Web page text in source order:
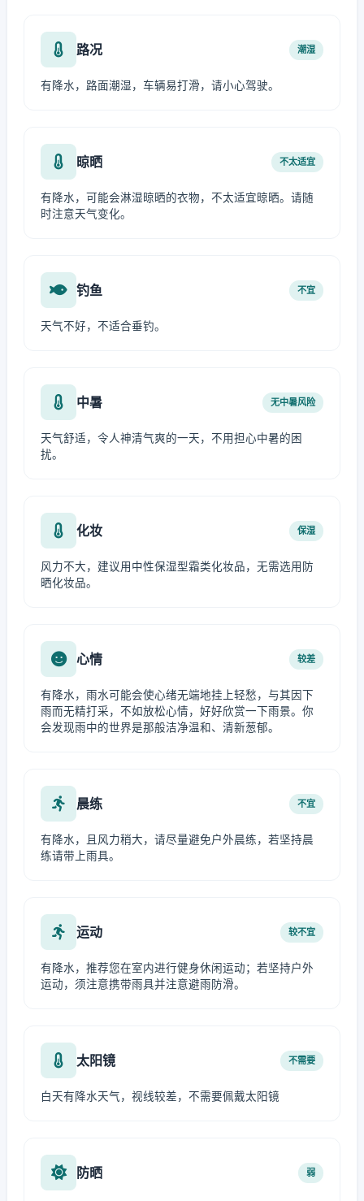
路况 潮湿
有降水，路面潮湿，车辆易打滑，请小心驾驶。
晾晒 不太适宜
有降水，可能会淋湿晾晒的衣物，不太适宜晾晒。请随
时注意天气变化。
钓鱼 不宜
天气不好，不适合垂钓。
中暑 无中暑风险
天气舒适，令人神清气爽的一天，不用担心中暑的困
扰。
化妆 保湿
风力不大，建议用中性保湿型霜类化妆品，无需选用防
晒化妆品。
心情 较差
有降水，雨水可能会使心绪无端地挂上轻愁，与其因下
雨而无精打采，不如放松心情，好好欣赏一下雨景。你
会发现雨中的世界是那般洁净温和、清新葱郁。
晨练 不宜
有降水，且风力稍大，请尽量避免户外晨练，若坚持晨
练请带上雨具。
运动 较不宜
有降水，推荐您在室内进行健身休闲运动；若坚持户外
运动，须注意携带雨具并注意避雨防滑。
太阳镜 不需要
白天有降水天气，视线较差，不需要佩戴太阳镜
防晒 弱